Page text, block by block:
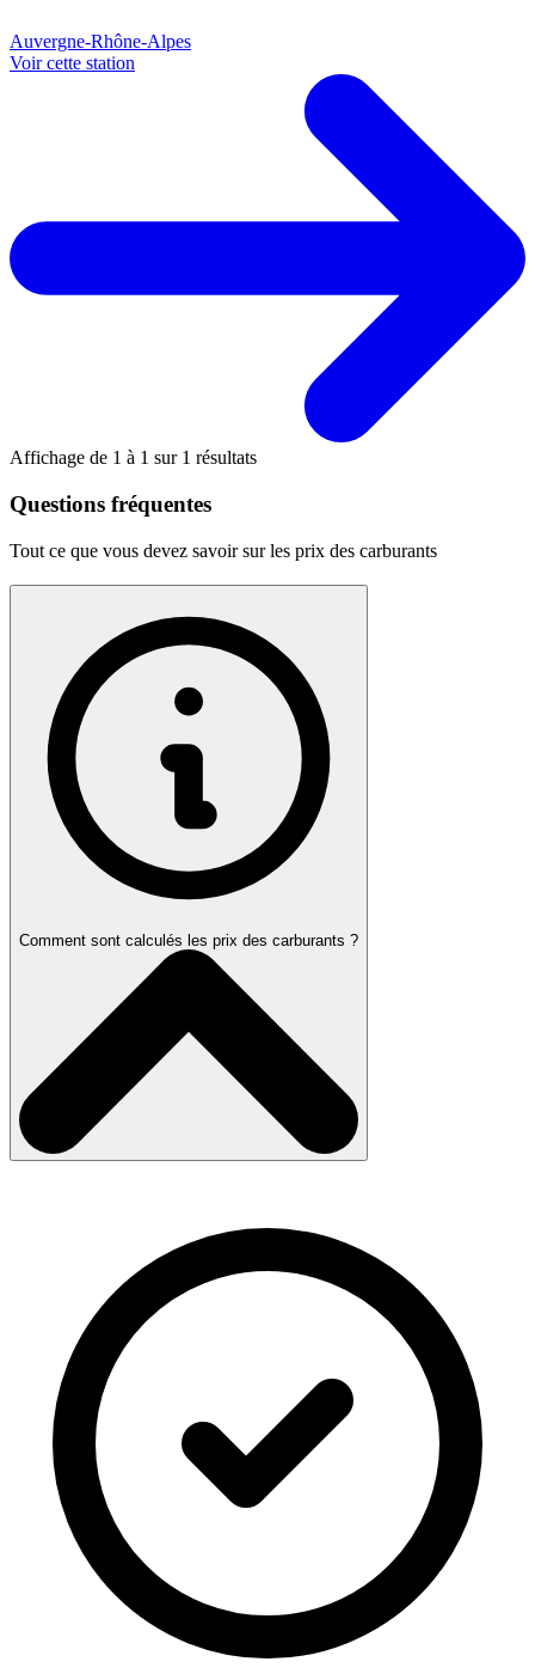
Auvergne-Rhône-Alpes
Voir cette station
Affichage de 1 à 1 sur 1 résultats
Questions fréquentes
Tout ce que vous devez savoir sur les prix des carburants
Comment sont calculés les prix des carburants ?